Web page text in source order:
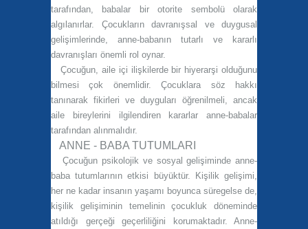
tarafından, babalar bir otorite sembolü olarak
algılanırlar. Çocukların davranışsal ve duygusal
gelişimlerinde, anne-babanın tutarlı ve kararlı
davranışları önemli rol oynar.
Çocuğun, aile içi ilişkilerde bir hiyerarşi olduğunu
bilmesi çok önemlidir. Çocuklara söz hakkı
tanınarak fikirleri ve duyguları öğrenilmeli, ancak
aile bireylerini ilgilendiren kararlar anne-babalar
tarafından alınmalıdır.
ANNE - BABA TUTUMLARI
Çocuğun psikolojik ve sosyal gelişiminde anne-
baba tutumlarının etkisi büyüktür. Kişilik gelişimi,
her ne kadar insanın yaşamı boyunca süregelse de,
kişilik gelişiminin temelinin çocukluk döneminde
atıldığı gerçeği geçerliliğini korumaktadır. Anne-